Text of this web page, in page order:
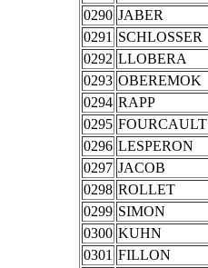
0290 JABER
0291 SCHLOSSER
0292 LLOBERA
0293 OBEREMOK
0294 RAPP
0295 FOURCAULT
0296 LESPERON
0297 JACOB
0298 ROLLET
0299 SIMON
0300 KUHN
0301 FILLON